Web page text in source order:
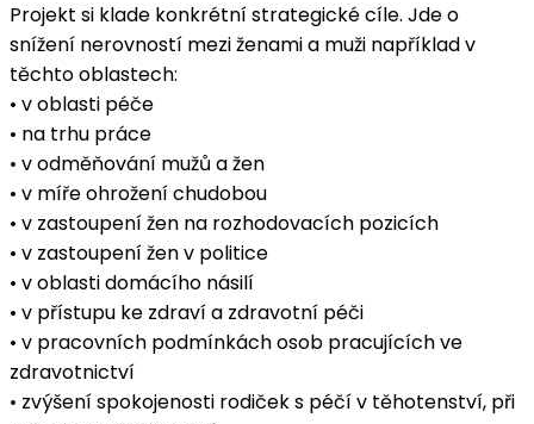
Projekt si klade konkrétní strategické cíle. Jde o
snížení nerovností mezi ženami a muži například v
těchto oblastech:
• v oblasti péče
• na trhu práce
• v odměňování mužů a žen
• v míře ohrožení chudobou
• v zastoupení žen na rozhodovacích pozicích
• v zastoupení žen v politice
• v oblasti domácího násilí
• v přístupu ke zdraví a zdravotní péči
• v pracovních podmínkách osob pracujících ve
zdravotnictví
• zvýšení spokojenosti rodiček s péčí v těhotenství, při